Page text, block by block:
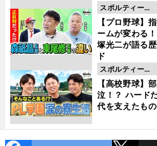
【プロ野球】
ームが変わる
塚光二が語る
ド
スポルティーバ
動画
【高校野球】
泣！？ ハード
代を支えたも
スポルティーバ
動画